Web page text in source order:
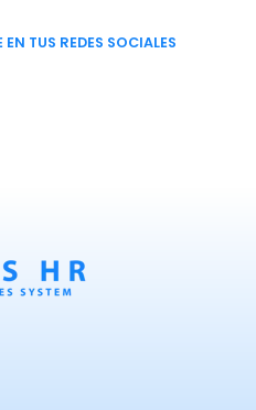
TUS REDES SOCIALES